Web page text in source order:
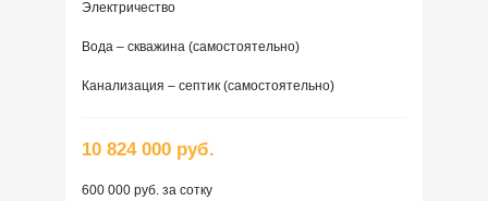
Электричество
Вода – скважина (самостоятельно)
Канализация – септик (самостоятельно)
10 824 000 руб.
600 000 руб. за сотку